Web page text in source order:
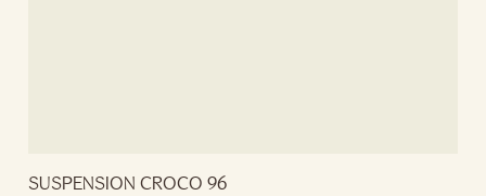
SUSPENSION CROCO 96